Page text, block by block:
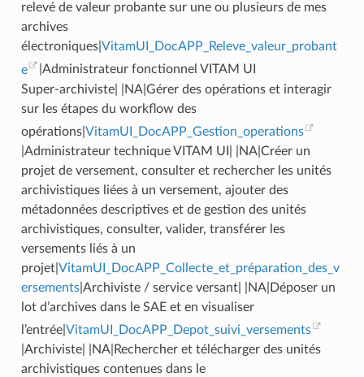
relevé de valeur probante sur une ou plusieurs de mes
archives
électroniques| VitamUI_DocAPP_Releve_valeur_probant
e
|Administrateur fonctionnel VITAM UI
Super-archiviste| |NA|Gérer des opérations et interagir
sur les étapes du workflow des
opérations| VitamUI_DocAPP_Gestion_operations
|Administrateur technique VITAM UI| |NA|Créer un
projet de versement, consulter et rechercher les unités
archivistiques liées à un versement, ajouter des
métadonnées descriptives et de gestion des unités
archivistiques, consulter, valider, transférer les
versements liés à un
projet| VitamUI_DocAPP_Collecte_et_préparation_des_v
ersements|Archiviste / service versant| |NA|Déposer un
lot d’archives dans le SAE et en visualiser
l’entrée| VitamUI_DocAPP_Depot_suivi_versements
|Archiviste| |NA|Rechercher et télécharger des unités
archivistiques contenues dans le